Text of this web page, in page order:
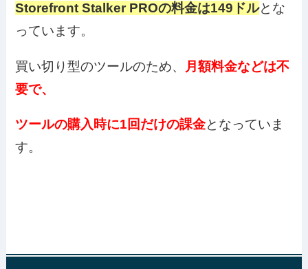
Storefront Stalker PROの料金は149ドルとな
っています。
買い切り型のツールのため、
月額料金などは不
要で、
ツールの購入時に1回だけの課金となっていま
す。